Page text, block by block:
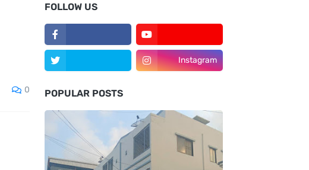
0
FOLLOW US
Instagram
POPULAR POSTS